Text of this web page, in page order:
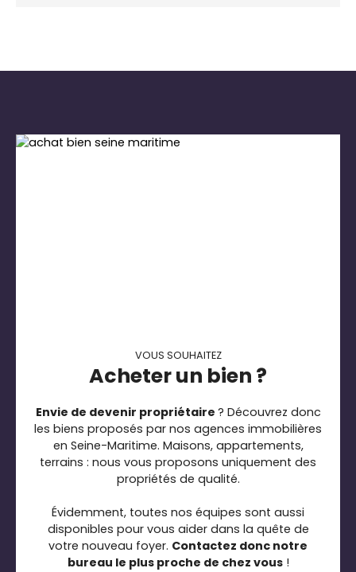
VOUS SOUHAITEZ
Acheter un bien ?
Envie de devenir propriétaire ? Découvrez donc
les biens proposés par nos agences immobilières
en Seine-Maritime. Maisons, appartements,
terrains : nous vous proposons uniquement des
propriétés de qualité.
Évidemment, toutes nos équipes sont aussi
disponibles pour vous aider dans la quête de
votre nouveau foyer. Contactez donc notre
bureau le plus proche de chez vous!